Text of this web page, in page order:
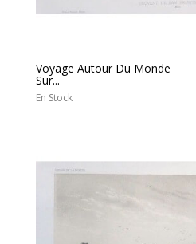
Voyage Autour Du Monde
Sur...
En Stock